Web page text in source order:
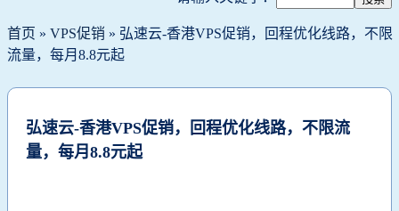
首页 » VPS促销 » 弘速云-香港VPS促销，回程优化线路，不限
流量，每月8.8元起
弘速云-香港VPS促销，回程优化线路，不限流
量，每月8.8元起